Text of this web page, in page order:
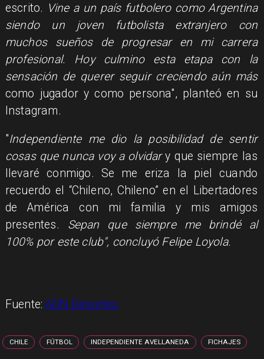
escrito. Vine a un país futbolero como Argentina
siendo un joven futbolista extranjero con
muchos sueños de progresar en mi carrera
profesional. Hoy culmino esta etapa con la
sensación de querer seguir creciendo aún más
como jugador y como persona", planteó en su
Instagram.
"Independiente me dio la posibilidad de sentir
cosas que nunca voy a olvidary que siempre las
llevaré conmigo. Se me eriza la piel cuando
recuerdo el “Chileno, Chileno” en el Libertadores
de América con mi familia y mis amigos
presentes. Sepan que siempre me brindé al
100% por este club", concluyó Felipe Loyola.
Fuente:ADN Deportes
CHILE FÚTBOL INDEPENDIENTE AVELLANEDA FICHAJES